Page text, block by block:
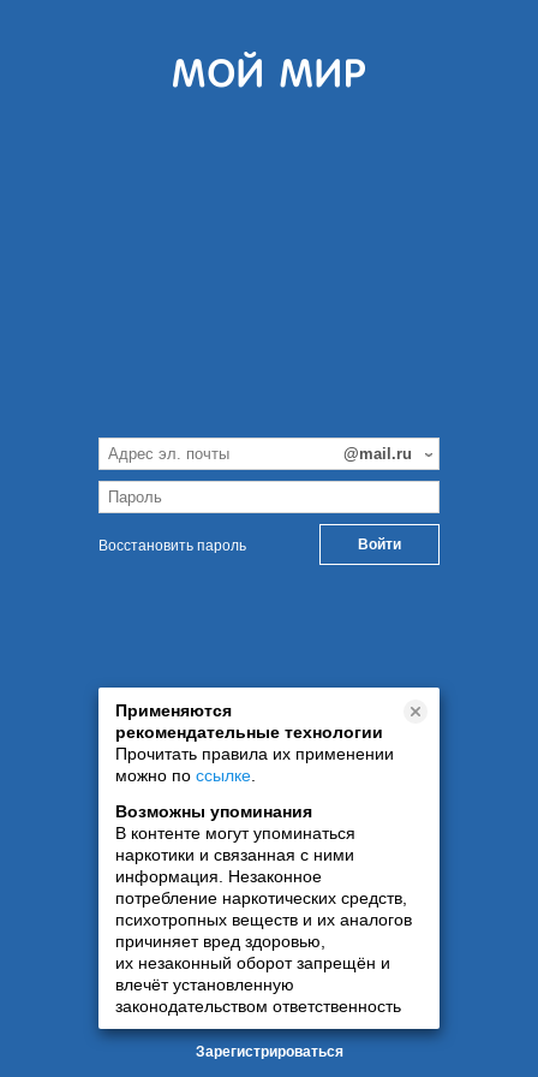
Восстановить пароль
Применяются
рекомендательные технологии
Прочитать правила их применении
можно по ссылке
Возможны упоминания
В контенте могут упоминаться
наркотики и связанная с ними
информация. Незаконное
потребление наркотических средств,
психотропных веществ и их аналогов
причиняет вред здоровью,
их незаконный оборот запрещён и
влечёт установленную
законодательством ответственность
Зарегистрироваться